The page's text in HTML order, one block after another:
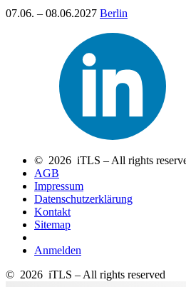
07.06. – 08.06.2027 Berlin
© 2026 iTLS – All rights
AGB
Impressum
Datenschutzerklärung
Kontakt
Sitemap
Anmelden
© 2026 iTLS – All rights reserved